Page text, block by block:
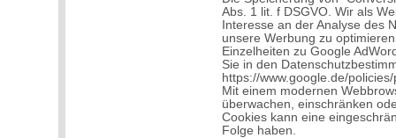
Abs. 1 lit. f DSGVO. Wir als
Interesse an der Analyse des
unsere Werbung zu
Einzelheiten zu Google
Sie in den
https://www.google.de/
Mit einem modernen
überwachen, einschränken
Cookies kann eine
Folge haben.